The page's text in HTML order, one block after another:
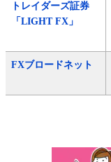
トレイダーズ証券
「LIGHT FX」
FXブロードネット